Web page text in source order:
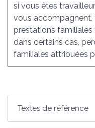
si vous êtes
vous accompagnent,
prestations familiales
dans certains cas,
familiales attribuées
Textes de référence